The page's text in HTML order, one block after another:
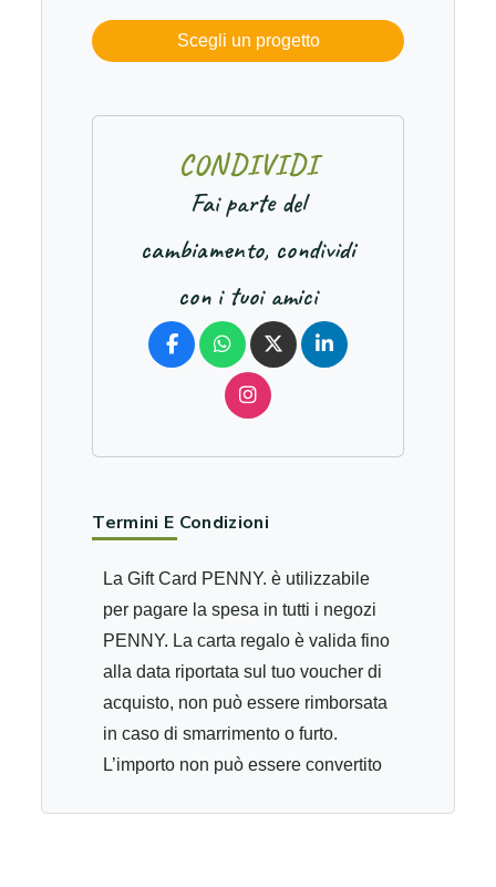
Scegli un progetto
CONDIVIDI
Fai parte del
cambiamento, condividi
con i tuoi amici
Termini E Condizioni
La Gift Card PENNY. è utilizzabile
per pagare la spesa in tutti i negozi
PENNY. La carta regalo è valida fino
alla data riportata sul tuo voucher di
acquisto, non può essere rimborsata
in caso di smarrimento o furto.
L’importo non può essere convertito